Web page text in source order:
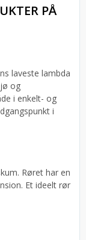
PÅ
laveste lambda
og
i enkelt- og
i
Røret har en
Et ideelt rør